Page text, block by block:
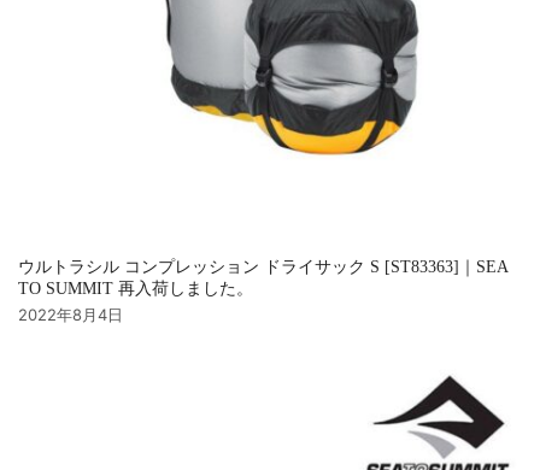
ウルトラシル コンプレッション ドライサック S [ST83363]｜SEA
TO SUMMIT 再入荷しました。
2022年8月4日